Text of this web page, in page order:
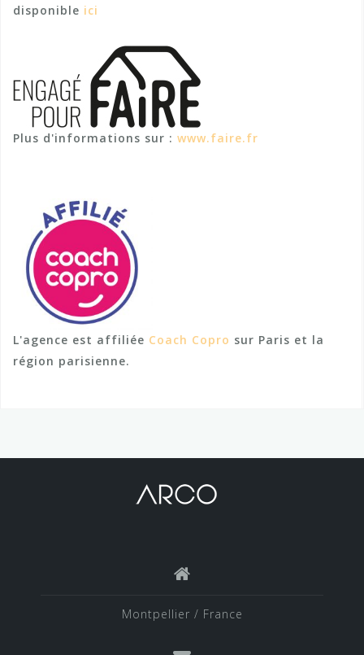
disponible ici
Plus d'informations sur : www.faire.fr
L'agence est affiliée Coach Copro sur Paris et la
région parisienne.
Montpellier / France